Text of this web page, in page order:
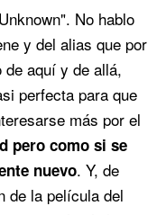
No hablo
y del alias que por
de aquí y de allá,
perfecta para que
más por el
pero como si se
nuevo. Y, de
de la película del